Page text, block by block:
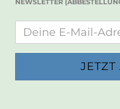
NEWSLETTER